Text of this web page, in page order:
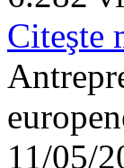
Citeşte
11/05/